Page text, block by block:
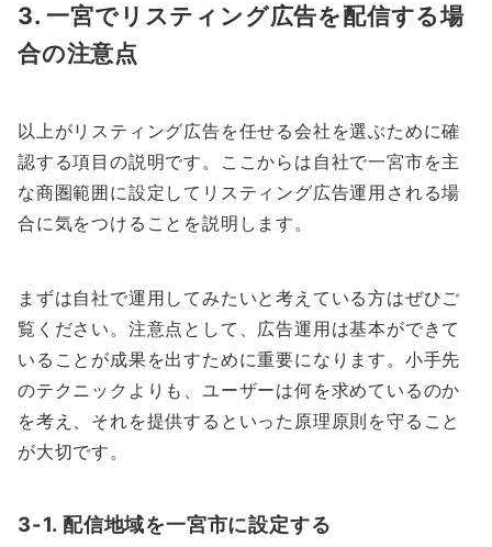
3. 一宮でリスティング広告を配信する場
合の注意点
以上がリスティング広告を任せる会社を選ぶために確
認する項目の説明です。ここからは自社で一宮市を主
な商圏範囲に設定してリスティング広告運用される場
合に気をつけることを説明します。
まずは自社で運用してみたいと考えている方はぜひご
覧ください。注意点として、広告運用は基本ができて
いることが成果を出すために重要になります。小手先
のテクニックよりも、ユーザーは何を求めているのか
を考え、それを提供するといった原理原則を守ること
が大切です。
3-1. 配信地域を一宮市に設定する